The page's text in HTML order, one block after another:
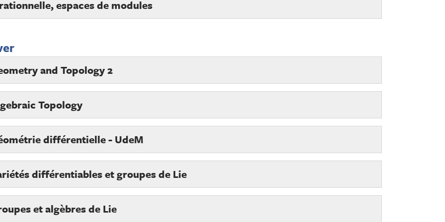
espaces de modules
and Topology 2
Topology
différentielle - UdeM
différentiables et groupes de Lie
et algèbres de Lie